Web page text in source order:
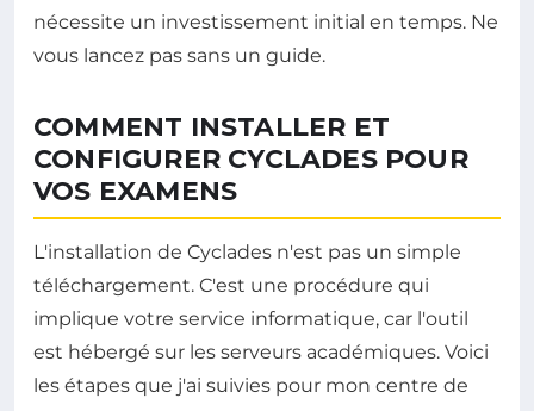
nécessite un investissement initial en temps. Ne
vous lancez pas sans un guide.
COMMENT INSTALLER ET
CONFIGURER CYCLADES POUR
VOS EXAMENS
L'installation de Cyclades n'est pas un simple
téléchargement. C'est une procédure qui
implique votre service informatique, car l'outil
est hébergé sur les serveurs académiques. Voici
les étapes que j'ai suivies pour mon centre de